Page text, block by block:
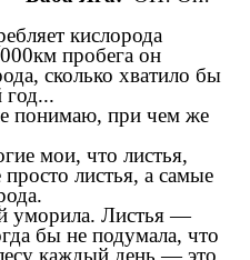
кислорода
пробега он
сколько хватило бы
год...
понимаю, при чем же
мои, что листья,
просто листья, а самые
уморила. Листья—
бы не подумала, что